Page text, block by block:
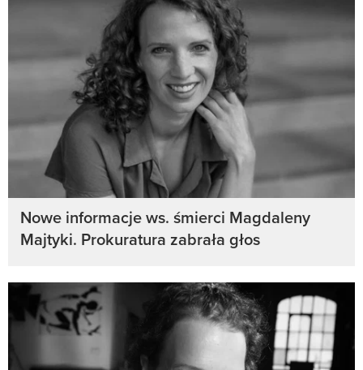
Nowe informacje ws. śmierci Magdaleny
Majtyki. Prokuratura zabrała głos